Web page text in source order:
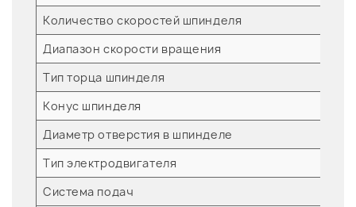
Количество скоростей шпинделя
Диапазон скорости вращения
Тип торца шпинделя
Конус шпинделя
Диаметр отверстия в шпинделе
Тип электродвигателя
Система подач